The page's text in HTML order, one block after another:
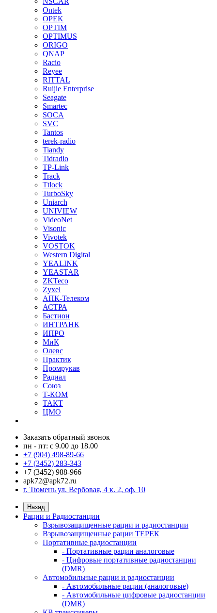
Ontek
OPEK
OPTIM
OPTIMUS
ORIGO
QNAP
Racio
Reyee
RITTAL
Ruijie Enterprise
Seagate
Smartec
SOCA
SVC
Tantos
terek-radio
Tiandy
Tidradio
TP-Link
Track
Ttlock
TurboSky
Uniarch
UNIVIEW
VideoNet
Visonic
Vivotek
VOSTOK
Western Digital
YEALINK
YEASTAR
ZKTeco
Zyxel
АПК-Телеком
АСТРА
Бастион
ИНТРАНК
ИПРО
МиК
Олевс
Практик
Промрукав
Радиал
Союз
Т-КОМ
ТАКТ
ЦМО
Заказать обратный звонок
пн - пт: с 9.00 до 18.00
+7 (904) 498-89-66
+7 (3452) 283-343
+7 (3452) 988-966
apk72@apk72.ru
г. Тюмень ул. Вербовая, 4 к. 2, оф. 10
Назад
Рации и Радиостанции
Взрывозащищенные рации и радиостанции
Взрывозащищенные рации ТЕРЕК
Портативные радиостанции
- Портативные рации аналоговые
- Цифровые портативные радиостанции
(DMR)
Автомобильные рации и радиостанции
- Автомобильные рации (аналоговые)
- Автомобильные цифровые радиостанции
(DMR)